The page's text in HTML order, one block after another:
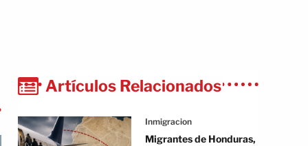
Artículos Relacionados
Inmigracion
Migrantes de Honduras,